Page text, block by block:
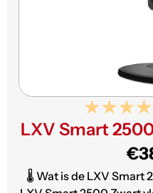
LXV Smart
🌡️ Wat is de LXV Smart